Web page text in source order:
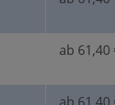
ab 61,40